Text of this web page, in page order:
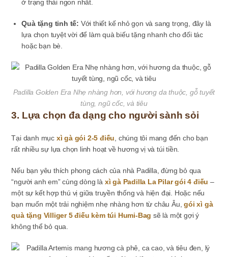
ở trạng thái ngon nhất.
Quà tặng tinh tế: Với thiết kế nhỏ gọn và sang trọng, đây là
lựa chọn tuyệt vời để làm quà biếu tặng nhanh cho đối tác
hoặc bạn bè.
Padilla Golden Era Nhẹ nhàng hơn, với hương da thuộc, gỗ tuyết
tùng, ngũ cốc, và tiêu
3. Lựa chọn đa dạng cho người sành sỏi
Tại danh mục xì gà gói 2-5 điếu , chúng tôi mang đến cho bạn
rất nhiều sự lựa chọn linh hoạt về hương vị và túi tiền.
Nếu bạn yêu thích phong cách của nhà Padilla, đừng bỏ qua
“người anh em” cùng dòng là xì gà Padilla La Pilar gói 4 điếu –
một sự kết hợp thú vị giữa truyền thống và hiện đại. Hoặc nếu
bạn muốn một trải nghiệm nhẹ nhàng hơn từ châu Âu,gói xì gà
quà tặng Villiger 5 điếu kèm túi Humi-Bag sẽ là một gợi ý
không thể bỏ qua.